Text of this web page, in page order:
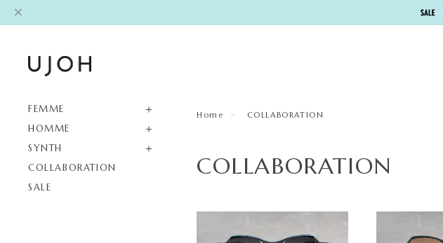
FEMME
HOMME
SYNTH
COLLABORATION
SALE
Home COLLABORATION
COLLABORATION